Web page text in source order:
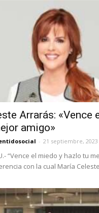
Arrarás: «Vence
amigo»
- 21 septiembre, 2023
“Vence el miedo y hazlo tu
con la cual María